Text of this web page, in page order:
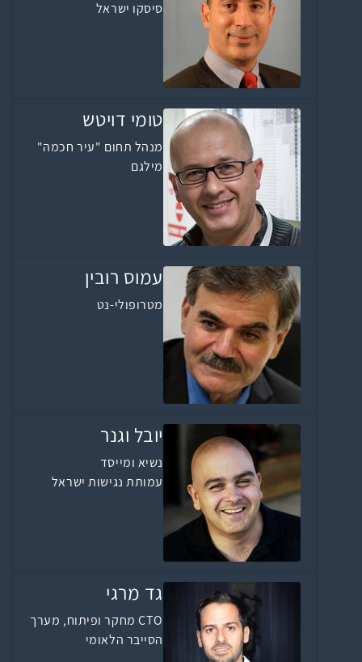
סיסקו ישראל
טומי דויטש
מנהל תחום "עיר חכמה"
מילגם
עמוס רובין
מטרופולי-נט
יובל וגנר
נשיא ומייסד
עמותת נגישות ישראל
גד מרגי
CTO מחקר ופיתוח, מערך
הסייבר הלאומי